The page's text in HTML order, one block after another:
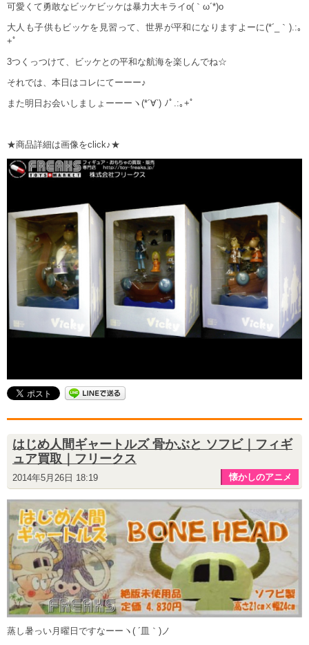
可愛くて勇敢なビッケビッケは暴力大キライo(｀ω´*)o
大人も子供もビッケを見習って、世界が平和になりますよーに(*´_｀).:｡
+ﾟ
3つくっつけて、ビッケとの平和な航海を楽しんでね☆
それでは、本日はコレにてーーー♪
また明日お会いしましょーーーヽ(*´∀`) ﾉﾟ.:｡+ﾟ
★商品詳細は画像をclick♪★
はじめ人間ギャートルズ 骨かぶと ソフビ｜フィギ
ュア買取｜フリークス
2014年5月26日 18:19 懐かしのアニメ
蒸し暑っい月曜日ですなーーヽ( ´皿｀)ノ